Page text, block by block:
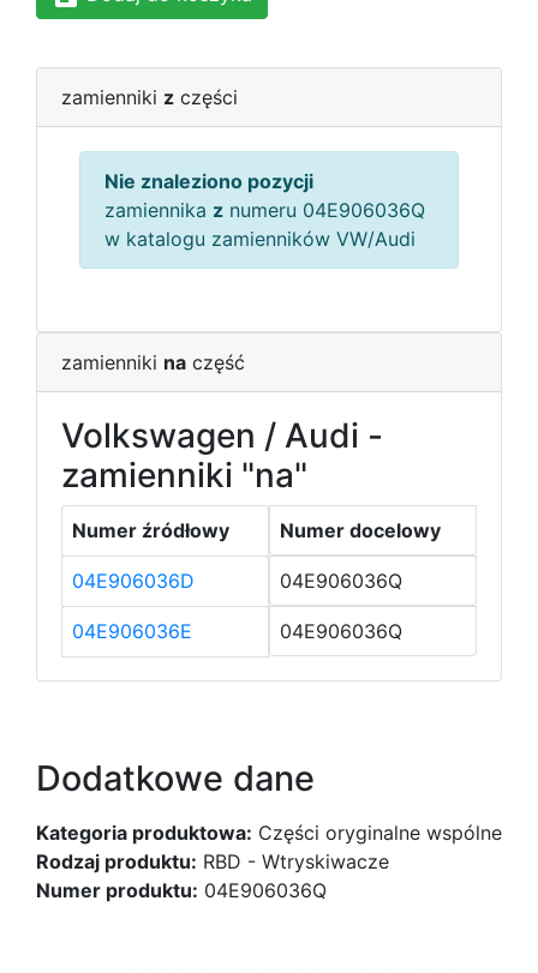
zamienniki z części
Nie znaleziono pozycji
zamiennika z numeru 04E906036Q
w katalogu zamienników VW/Audi
zamienniki na część
Volkswagen / Audi -
zamienniki "na"
Numer źródłowy Numer docelowy
04E906036D 04E906036Q
04E906036E 04E906036Q
Dodatkowe dane
Kategoria produktowa: Części oryginalne wspólne
Rodzaj produktu: RBD - Wtryskiwacze
Numer produktu: 04E906036Q